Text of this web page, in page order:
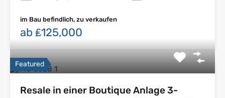
im Bau befindlich, zu verkaufen
ab ₤125,000
Featured
Resale in einer Boutique Anlage 3-